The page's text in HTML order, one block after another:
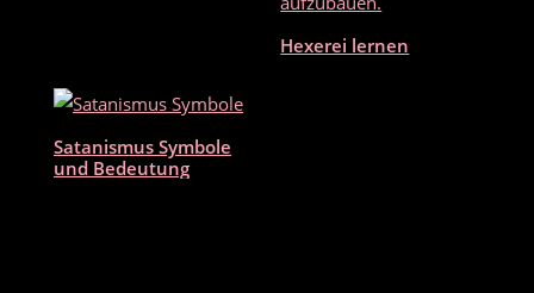
Hexerei lernen
Satanismus Symbole
und Bedeutung